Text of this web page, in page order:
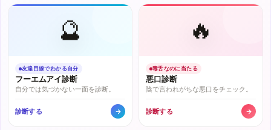
🔮
友達目線でわかる自分
フーエムアイ診断
自分では気づかない一面を診断。
診断する
🔥
毒舌なのに当たる
悪口診断
陰で言われがちな悪口をチェック。
診断する